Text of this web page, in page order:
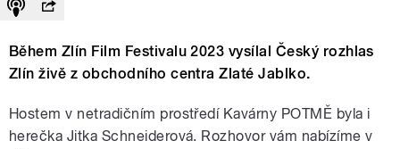
Během Zlín Film Festivalu 2023 vysílal Český rozhlas
Zlín živě z obchodního centra Zlaté Jablko.
Hostem v netradičním prostředí Kavárny POTMĚ byla i
herečka Jitka Schneiderová. Rozhovor vám nabízíme v